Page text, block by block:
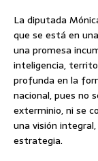
La diputada
que se está en
una promesa
inteligencia,
profunda en la
nacional, pues no
exterminio, ni se
una visión
estrategia.